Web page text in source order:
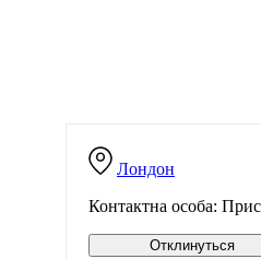
Лондон
Контактна особа:
Отклинуться